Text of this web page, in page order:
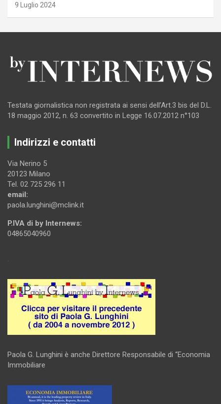
9 Luglio 2024
Testata giornalistica non registrata ai sensi dell’Art.3 bis del D.L.
18 maggio 2012, n. 63 convertito in Legge 16.07.2012 n°103
Indirizzi e contatti
Via Nerino 5
20123 Milano
Tel. 02 725 296 11
email:
paola.lunghini@mclink.it
P.IVA di by Internews:
04865040960
.
Paola G. Lunghini è anche Direttore Responsabile di “Economia
Immobiliare